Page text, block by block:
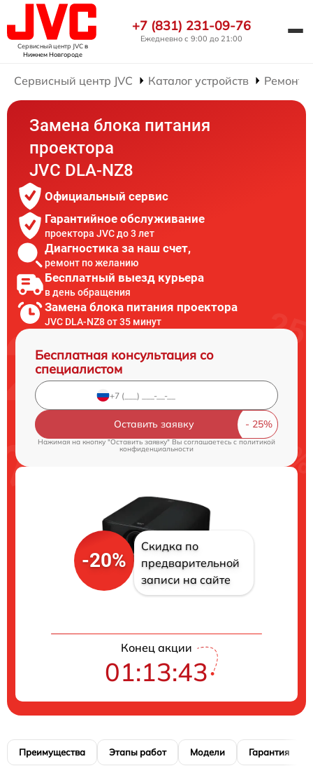
Сервисный центр JVCв
Нижнем Новгороде
+7 (831) 231-09-76
Ежедневно с 9:00 до 21:00
Сервисный центр JVC Каталог устройств Ремонт
Замена блока питания
проектора
JVC DLA-NZ8
Официальный сервис
Гарантийное обслуживание
проектора JVC до 3 лет
Диагностика за наш счет,
ремонт по желанию
Бесплатный выезд курьера
в день обращения
Замена блока питания проектора
JVC DLA-NZ8 от 35 минут
Бесплатная консультация со
специалистом
Оставить заявку
Нажимая на кнопку "Оставить заявку" Вы соглашаетесь cполитикой
конфиденциальности
-20%
Скидка по
предварительной
записи на сайте
Конец акции
01:13:42
Преимущества Этапы работ Модели Гарантия